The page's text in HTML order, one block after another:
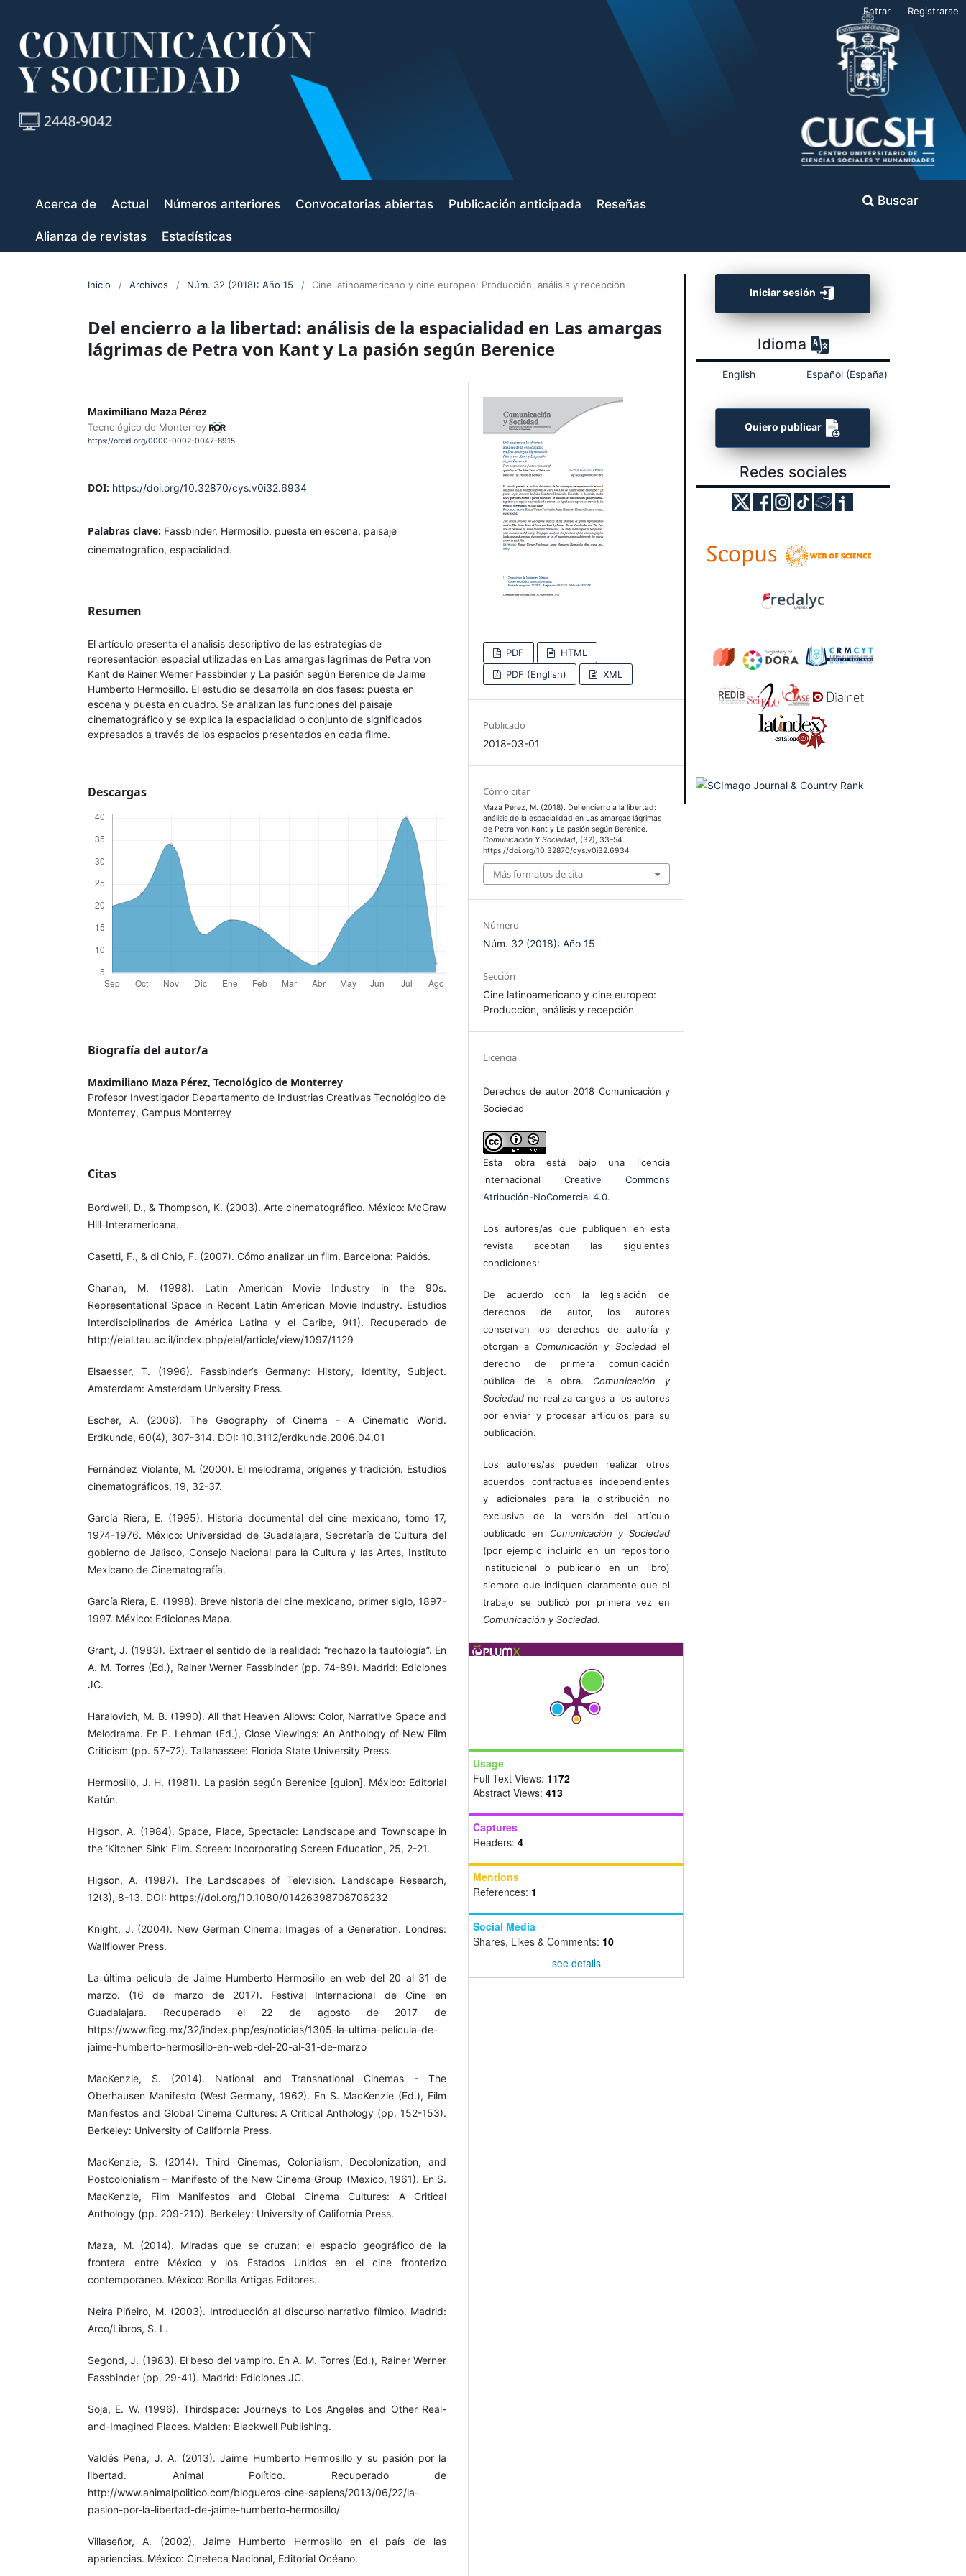
Acerca de Actual Números anteriores Convocatorias abiertas Publicación anticipada Reseñas
Alianza de revistas Estadísticas
Buscar
Entrar Registrarse
Inicio / Archivos / Núm. 32 (2018): Año 15 / Cine latinoamericano y cine europeo: Producción, análisis y recepción
Del encierro a la libertad: análisis de la espacialidad en Las amargas
lágrimas de Petra von Kant y La pasión según Berenice
Maximiliano Maza Pérez
Tecnológico de Monterrey
https://orcid.org/0000-0002-0047-8915
DOI: https://doi.org/10.32870/cys.v0i32.6934
Palabras clave: Fassbinder, Hermosillo, puesta en escena, paisaje
cinematográfico, espacialidad.
Resumen
El artículo presenta el análisis descriptivo de las estrategias de
representación espacial utilizadas en Las amargas lágrimas de Petra von
Kant de Rainer Werner Fassbinder y La pasión según Berenice de Jaime
Humberto Hermosillo. El estudio se desarrolla en dos fases: puesta en
escena y puesta en cuadro. Se analizan las funciones del paisaje
cinematográfico y se explica la espacialidad o conjunto de significados
expresados a través de los espacios presentados en cada filme.
Descargas
Biografía del autor/a
Maximiliano Maza Pérez, Tecnológico de Monterrey
Profesor Investigador Departamento de Industrias Creativas Tecnológico de
Monterrey, Campus Monterrey
Citas
Bordwell, D., & Thompson, K. (2003). Arte cinematográfico. México: McGraw
Hill-Interamericana.
Casetti, F., & di Chio, F. (2007). Cómo analizar un film. Barcelona: Paidós.
Chanan, M. (1998). Latin American Movie Industry in the 90s.
Representational Space in Recent Latin American Movie Industry. Estudios
Interdisciplinarios de América Latina y el Caribe, 9(1). Recuperado de
http://eial.tau.ac.il/index.php/eial/article/view/1097/1129
Elsaesser, T. (1996). Fassbinder’s Germany: History, Identity, Subject.
Amsterdam: Amsterdam University Press.
Escher, A. (2006). The Geography of Cinema - A Cinematic World.
Erdkunde, 60(4), 307-314. DOI: 10.3112/erdkunde.2006.04.01
Fernández Violante, M. (2000). El melodrama, orígenes y tradición. Estudios
cinematográficos, 19, 32-37.
García Riera, E. (1995). Historia documental del cine mexicano, tomo 17,
1974-1976. México: Universidad de Guadalajara, Secretaría de Cultura del
gobierno de Jalisco, Consejo Nacional para la Cultura y las Artes, Instituto
Mexicano de Cinematografía.
García Riera, E. (1998). Breve historia del cine mexicano, primer siglo, 1897-
1997. México: Ediciones Mapa.
Grant, J. (1983). Extraer el sentido de la realidad: “rechazo la tautología”. En
A. M. Torres (Ed.), Rainer Werner Fassbinder (pp. 74-89). Madrid: Ediciones
JC.
Haralovich, M. B. (1990). All that Heaven Allows: Color, Narrative Space and
Melodrama. En P. Lehman (Ed.), Close Viewings: An Anthology of New Film
Criticism (pp. 57-72). Tallahassee: Florida State University Press.
Hermosillo, J. H. (1981). La pasión según Berenice [guion]. México: Editorial
Katún.
Higson, A. (1984). Space, Place, Spectacle: Landscape and Townscape in
the ‘Kitchen Sink’ Film. Screen: Incorporating Screen Education, 25, 2-21.
Higson, A. (1987). The Landscapes of Television. Landscape Research,
12(3), 8-13. DOI: https://doi.org/10.1080/01426398708706232
Knight, J. (2004). New German Cinema: Images of a Generation. Londres:
Wallflower Press.
La última película de Jaime Humberto Hermosillo en web del 20 al 31 de
marzo. (16 de marzo de 2017). Festival Internacional de Cine en
Guadalajara. Recuperado el 22 de agosto de 2017 de
https://www.ficg.mx/32/index.php/es/noticias/1305-la-ultima-pelicula-de-
jaime-humberto-hermosillo-en-web-del-20-al-31-de-marzo
MacKenzie, S. (2014). National and Transnational Cinemas - The
Oberhausen Manifesto (West Germany, 1962). En S. MacKenzie (Ed.), Film
Manifestos and Global Cinema Cultures: A Critical Anthology (pp. 152-153).
Berkeley: University of California Press.
MacKenzie, S. (2014). Third Cinemas, Colonialism, Decolonization, and
Postcolonialism – Manifesto of the New Cinema Group (Mexico, 1961). En S.
MacKenzie, Film Manifestos and Global Cinema Cultures: A Critical
Anthology (pp. 209-210). Berkeley: University of California Press.
Maza, M. (2014). Miradas que se cruzan: el espacio geográfico de la
frontera entre México y los Estados Unidos en el cine fronterizo
contemporáneo. México: Bonilla Artigas Editores.
Neira Piñeiro, M. (2003). Introducción al discurso narrativo fílmico. Madrid:
Arco/Libros, S. L.
Segond, J. (1983). El beso del vampiro. En A. M. Torres (Ed.), Rainer Werner
Fassbinder (pp. 29-41). Madrid: Ediciones JC.
Soja, E. W. (1996). Thirdspace: Journeys to Los Angeles and Other Real-
and-Imagined Places. Malden: Blackwell Publishing.
Valdés Peña, J. A. (2013). Jaime Humberto Hermosillo y su pasión por la
libertad. Animal Político. Recuperado de
http://www.animalpolitico.com/blogueros-cine-sapiens/2013/06/22/la-
pasion-por-la-libertad-de-jaime-humberto-hermosillo/
Villaseñor, A. (2002). Jaime Humberto Hermosillo en el país de las
apariencias. México: Cineteca Nacional, Editorial Océano.
PDF
HTML
PDF (English)
XML
Publicado
2018-03-01
Cómo citar
Maza Pérez, M. (2018). Del encierro a la libertad:
análisis de la espacialidad en Las amargas lágrimas
de Petra von Kant y La pasión según Berenice.
Comunicación Y Sociedad, (32), 33–54.
https://doi.org/10.32870/cys.v0i32.6934
Más formatos de cita
Número
Núm. 32 (2018): Año 15
Sección
Cine latinoamericano y cine europeo:
Producción, análisis y recepción
Licencia
Derechos de autor 2018 Comunicación y
Sociedad
Esta obra está bajo una licencia
internacional Creative Commons
Atribución-NoComercial 4.0.
Los autores/as que publiquen en esta
revista aceptan las siguientes
condiciones:
De acuerdo con la legislación de
derechos de autor, los autores
conservan los derechos de autoría y
otorgan a Comunicación y Sociedadel
derecho de primera comunicación
pública de la obra. Comunicación y
Sociedad no realiza cargos a los autores
por enviar y procesar artículos para su
publicación.
Los autores/as pueden realizar otros
acuerdos contractuales independientes
y adicionales para la distribución no
exclusiva de la versión del artículo
publicado en Comunicación y Sociedad
(por ejemplo incluirlo en un repositorio
institucional o publicarlo en un libro)
siempre que indiquen claramente que el
trabajo se publicó por primera vez en
Comunicación y Sociedad.
Usage
Full Text Views: 1172
Abstract Views: 413
Captures
Readers: 4
Mentions
References: 1
Social Media
Shares, Likes & Comments: 10
see details
Iniciar sesión
Idioma
English Español (España)
Quiero publicar
Redes sociales